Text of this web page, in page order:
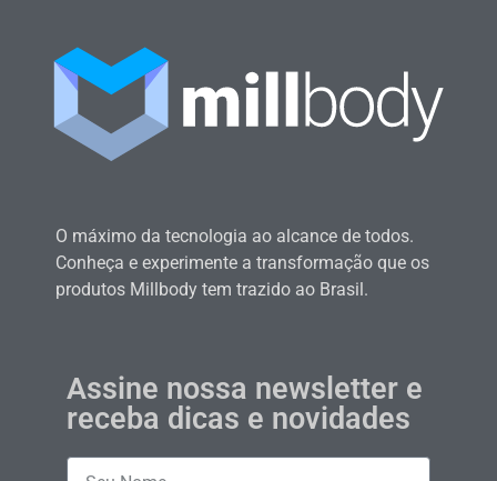
O máximo da tecnologia ao alcance de todos.
Conheça e experimente a transformação que os
produtos Millbody tem trazido ao Brasil.
Assine nossa newsletter e
receba dicas e novidades